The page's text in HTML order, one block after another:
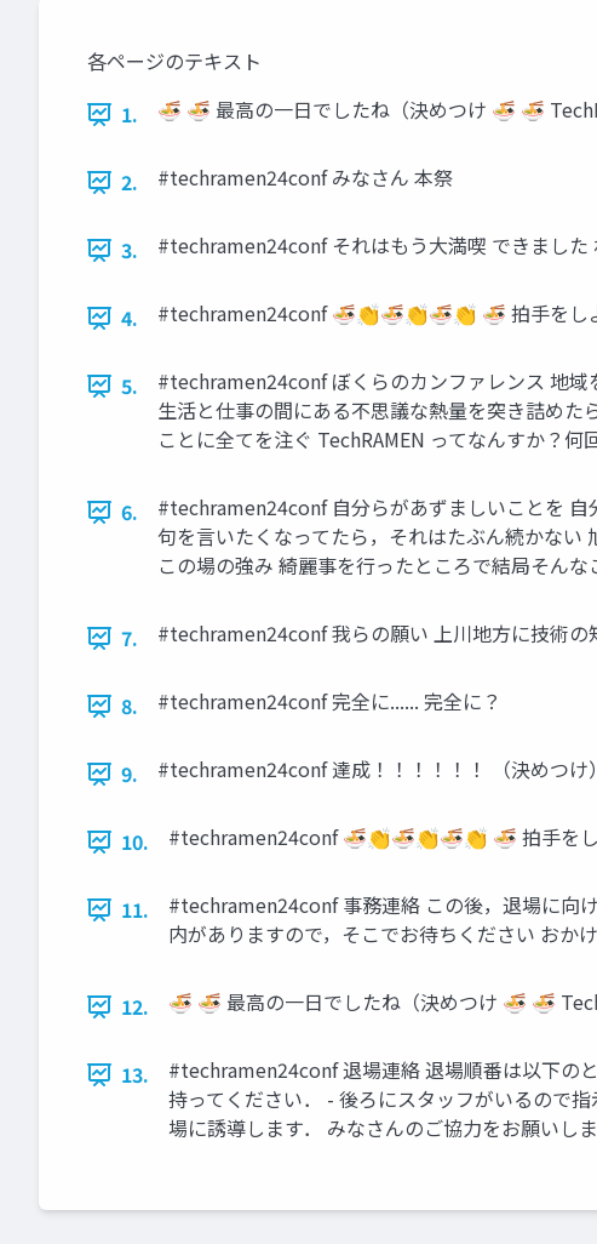
各ページのテキスト
1.
🍜 🍜 最高の一日でしたね（決めつけ 🍜 🍜
2. #techramen24conf みなさん 本祭
3. #techramen24conf それはもう大満喫 できました
4. #techramen24conf 🍜👏🍜👏🍜👏 🍜 拍手をし
5.
#techramen24conf ぼくらのカンファレンス 地
生活と仕事の間にある不思議な熱量を突き詰め
ことに全てを注ぐ TechRAMEN ってなんすか？何
6.
#techramen24conf 自分らがあずましいことを
句を言いたくなってたら，それはたぶん続かな
この場の強み 綺麗事を行ったところで結局そんな
7. #techramen24conf 我らの願い 上川地方に技術
8. #techramen24conf 完全に...... 完全に？
9. #techramen24conf 達成！！！！！！ （決めつけ）
10. #techramen24conf 🍜👏🍜👏🍜👏 🍜 拍手を
11.
#techramen24conf 事務連絡 この後，退場に向
内がありますので，そこでお待ちください おか
12. 🍜 🍜 最高の一日でしたね（決めつけ 🍜 🍜
13.
#techramen24conf 退場連絡 退場順番は以下の
持ってください． - 後ろにスタッフがいるので
場に誘導します． みなさんのご協力をお願いしま